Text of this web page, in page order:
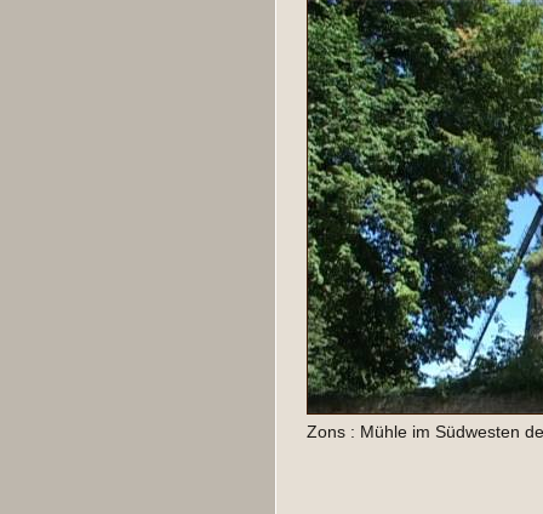
Zons : Mühle im Südwesten